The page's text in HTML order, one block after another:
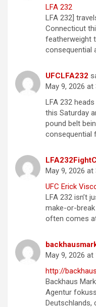
LFA 232
LFA 232]
Connecticut
featherweight
consequential
UFCLFA232
May 9, 2026 at
LFA 232
this Saturday
pound belt
consequential
May 9, 2026 at
UFC Erick
LFA 232 isn’t
make-or-
often comes
May 9, 2026 at
http://
Backhaus
Agentur